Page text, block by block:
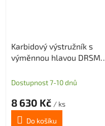
Karbidový výstružník s
výměnnou hlavou DRSMN
díru
Dostupnost 7-10 dnů
8 630 Kč / ks
Do košíku